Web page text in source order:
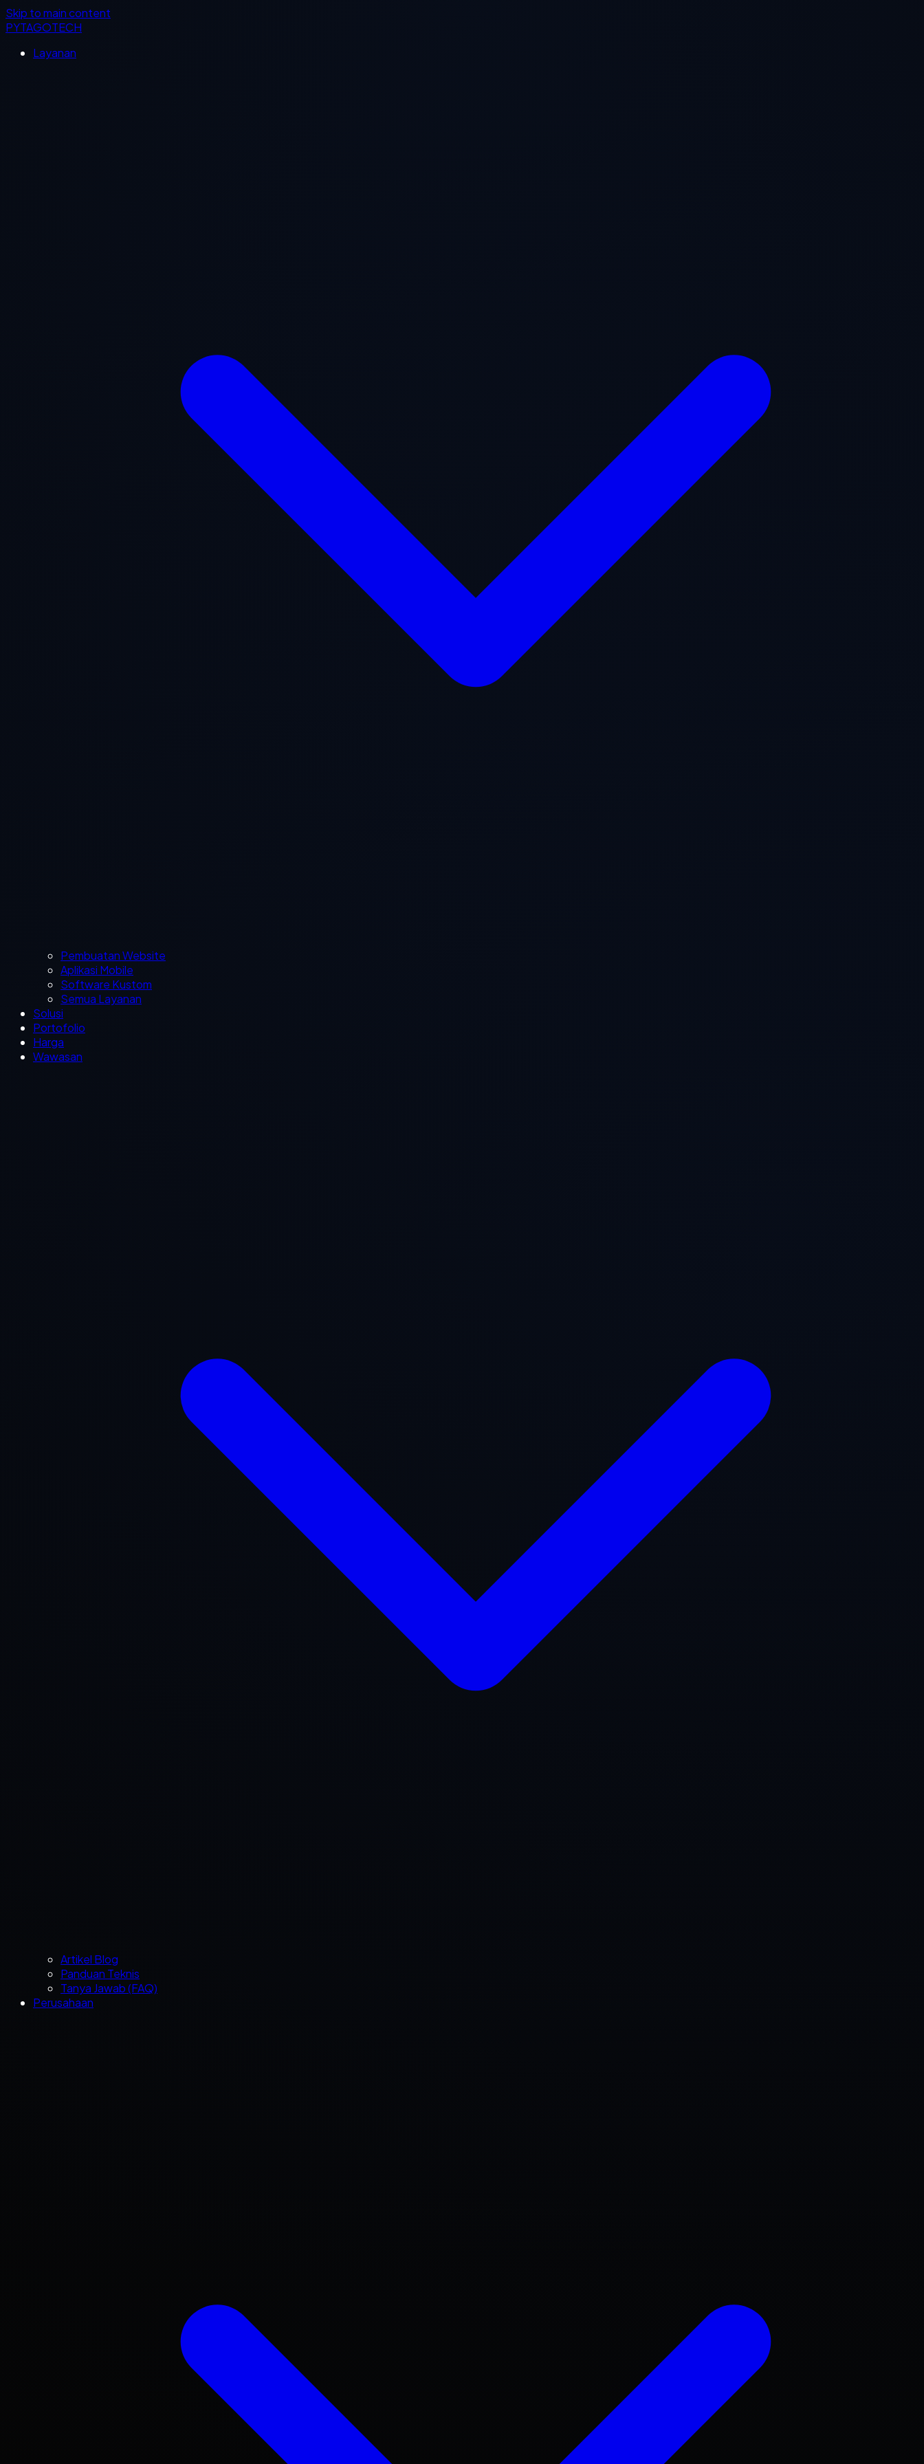
Skip to main content
PYTAGOTECH
Layanan
Pembuatan Website
Aplikasi Mobile
Software Kustom
Semua Layanan
Solusi
Portofolio
Harga
Wawasan
Artikel Blog
Panduan Teknis
Tanya Jawab (FAQ)
Perusahaan